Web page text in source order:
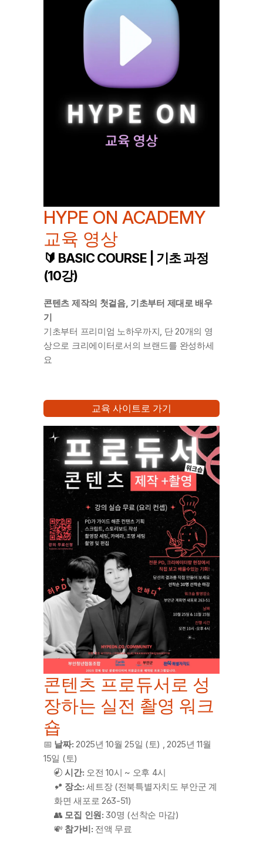
HYPE ON ACADEMY
교육 영상
🔰 BASIC COURSE | 기초 과정
(10강)
콘텐츠 제작의 첫걸음, 기초부터 제대로 배우
기
기초부터 프리미엄 노하우까지, 단 20개의 영
상으로 크리에이터로서의 브랜드를 완성하세
요
교육 사이트로 가기
콘텐츠 프로듀서로 성
장하는 실전 촬영 워크
숍
📅 날짜: 2025년 10월 25일 (토) , 2025년 11월
15일 (토)
🕙 시간: 오전 10시 ~ 오후 4시
📍 장소: 세트장 (전북특별자치도 부안군 계
화면 새포로 263-51)
👥 모집 인원: 30명 (선착순 마감)
💸 참가비: 전액 무료